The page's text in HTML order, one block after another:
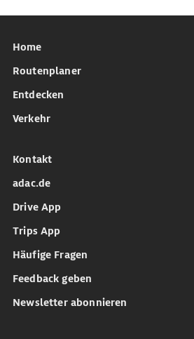
Home
Routenplaner
Entdecken
Verkehr
Kontakt
adac.de
Drive App
Trips App
Häufige Fragen
Feedback geben
Newsletter abonnieren